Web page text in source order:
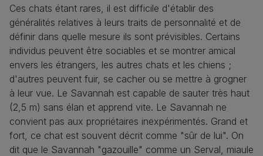
Ces chats étant rares, il est difficile d'établir des
généralités relatives à leurs traits de personnalité et de
définir dans quelle mesure ils sont prévisibles. Certains
individus peuvent être sociables et se montrer amical
envers les étrangers, les autres chats et les chiens ;
d'autres peuvent fuir, se cacher ou se mettre à grogner
à leur vue. Le Savannah est capable de sauter très haut
(2,5 m) sans élan et apprend vite. Le Savannah ne
convient pas aux propriétaires inexpérimentés. Grand et
fort, ce chat est souvent décrit comme "sûr de lui". On
dit que le Savannah "gazouille" comme un Serval, miaule